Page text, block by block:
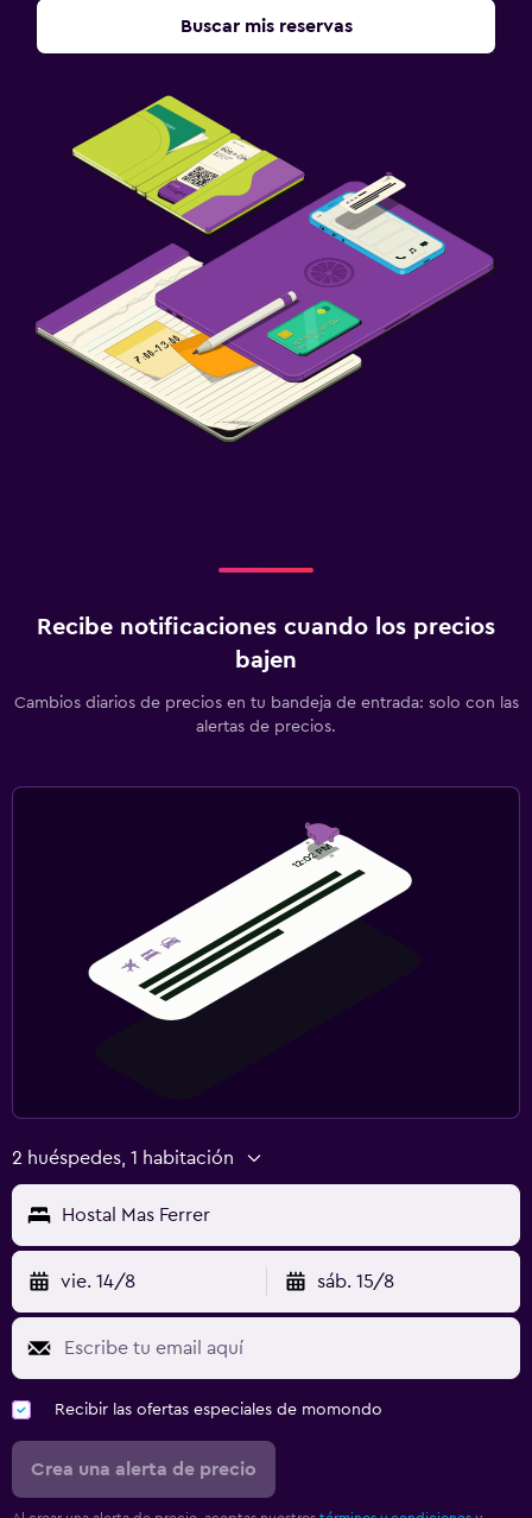
Zona de trabajo
Ideal para familias
Comidas para niños
Buscar mis reservas
Recibe notificaciones cuando los precios
bajen
Cambios diarios de precios en tu bandeja de entrada: solo con las
alertas de precios.
2 huéspedes, 1 habitación
Hostal Mas Ferrer
vie. 14/8 sáb. 15/8
Recibir las ofertas especiales de momondo
Crea una alerta de precio